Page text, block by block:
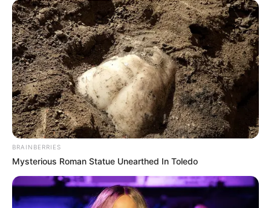
BRAINBERRIES
Mysterious Roman Statue Unearthed In Toledo